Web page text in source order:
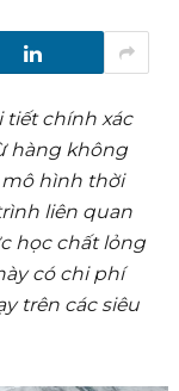
tiết chính xác
hàng không
mô hình thời
liên quan
học chất lỏng
có chi phí
trên các siêu